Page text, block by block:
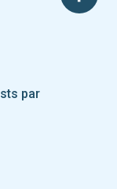
par